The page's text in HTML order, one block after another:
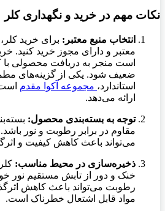
نکات مهم در خرید و نگهداری کلر
انتخاب منبع معتبر: برای خرید
معتبر و دارای مجوز خرید کنید.
است منجر به دریافت محصولی با
ضعیف شود. یکی از گزینه‌های
استاندارد، مجموعه آکوا مقدم
ارائه می‌دهد.
توجه به بسته‌بندی محصول:
مقاوم در برابر رطوبت و نور
می‌تواند باعث کاهش کیفیت و
ذخیره‌سازی در محیط مناسب:
خنک و دور از تابش مستقیم نور
رطوبت می‌تواند باعث کاهش
مواد قابل اشتعال خطرناک است.